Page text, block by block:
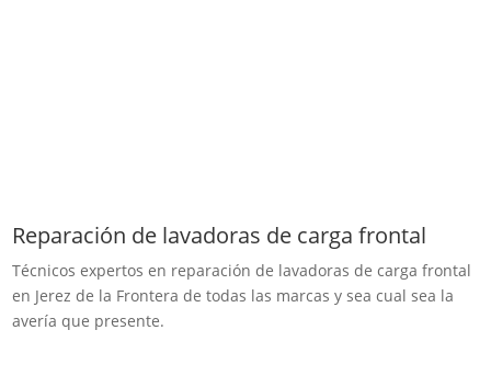
Reparación de lavadoras de carga frontal
Técnicos expertos en reparación de lavadoras de carga frontal
en Jerez de la Frontera de todas las marcas y sea cual sea la
avería que presente.